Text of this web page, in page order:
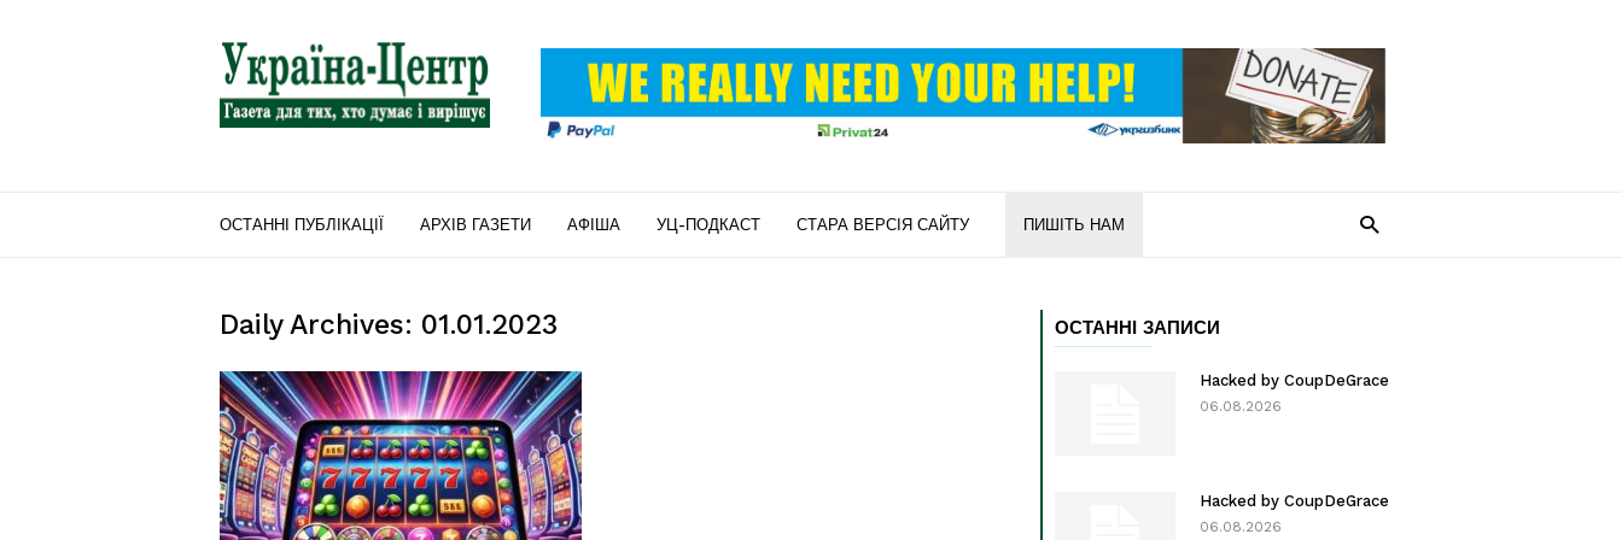
"Україна-
Центр"
ОСТАННІ ПУБЛІКАЦІЇ АРХІВ ГАЗЕТИ АФІША УЦ-ПОДКАСТ СТАРА ВЕРСІЯ САЙТУ ПИШІТЬ НАМ
Daily Archives: 01.01.2023 ОСТАННІ ЗАПИСИ
Hacked by CoupDeGrace
06.08.2026
Hacked by CoupDeGrace
06.08.2026